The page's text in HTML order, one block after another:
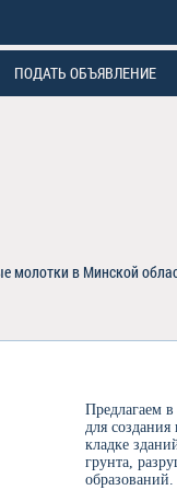
ПОДАТЬ ОБЪЯВЛЕНИЕ
молотки в Минской
Предлагаем
для
кладке
грунта,
образований.